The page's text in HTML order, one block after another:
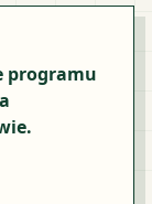
programu